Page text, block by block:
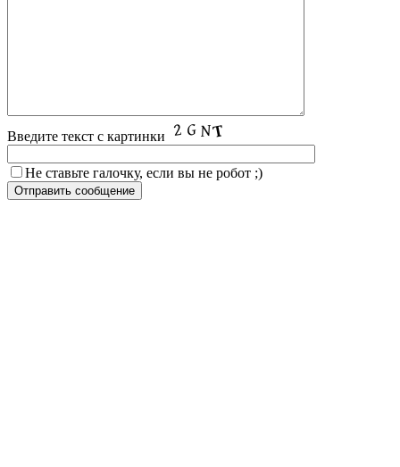
Введите текст с картинки
Не ставьте галочку, если вы не робот ;)